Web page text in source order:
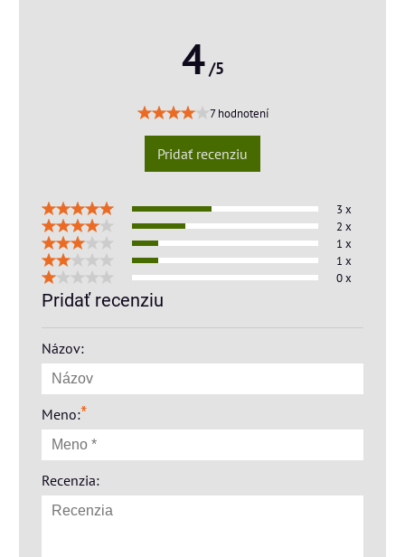
4/5
7 hodnotení
Pridať recenziu
3 x
2 x
1 x
1 x
0 x
Pridať recenziu
Názov:
Meno:*
Recenzia: